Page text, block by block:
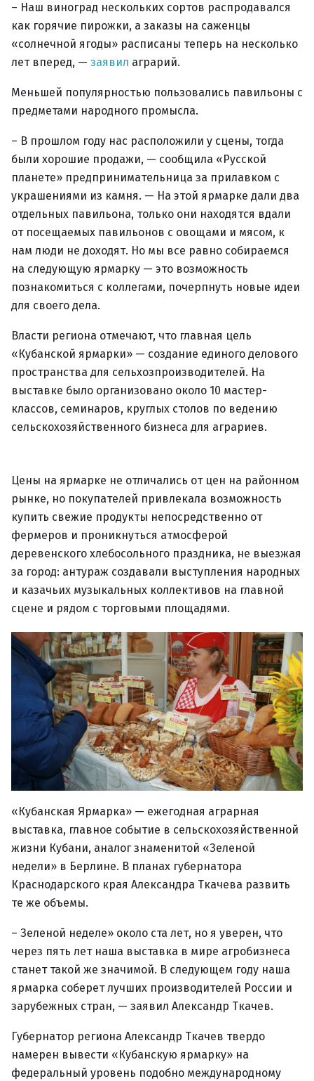
– Наш виноград нескольких сортов распродавался
как горячие пирожки, а заказы на саженцы
«солнечной ягоды» расписаны теперь на несколько
лет вперед, — заявил аграрий.
Меньшей популярностью пользовались павильоны с
предметами народного промысла.
– В прошлом году нас расположили у сцены, тогда
были хорошие продажи, — сообщила «Русской
планете» предпринимательница за прилавком с
украшениями из камня. — На этой ярмарке дали два
отдельных павильона, только они находятся вдали
от посещаемых павильонов с овощами и мясом, к
нам люди не доходят. Но мы все равно собираемся
на следующую ярмарку — это возможность
познакомиться с коллегами, почерпнуть новые идеи
для своего дела.
Власти региона отмечают, что главная цель
«Кубанской ярмарки» — создание единого делового
пространства для сельхозпроизводителей. На
выставке было организовано около 10 мастер-
классов, семинаров, круглых столов по ведению
сельскохозяйственного бизнеса для аграриев.
Цены на ярмарке не отличались от цен на районном
рынке, но покупателей привлекала возможность
купить свежие продукты непосредственно от
фермеров и проникнуться атмосферой
деревенского хлебосольного праздника, не выезжая
за город: антураж создавали выступления народных
и казачьих музыкальных коллективов на главной
сцене и рядом с торговыми площадями.
«Кубанская Ярмарка» — ежегодная аграрная
выставка, главное событие в сельскохозяйственной
жизни Кубани, аналог знаменитой «Зеленой
недели» в Берлине. В планах губернатора
Краснодарского края Александра Ткачева развить
те же объемы.
– Зеленой неделе» около ста лет, но я уверен, что
через пять лет наша выставка в мире агробизнеса
станет такой же значимой. В следующем году наша
ярмарка соберет лучших производителей России и
зарубежных стран, — заявил Александр Ткачев.
Губернатор региона Александр Ткачев твердо
намерен вывести «Кубанскую ярмарку» на
федеральный уровень подобно международному